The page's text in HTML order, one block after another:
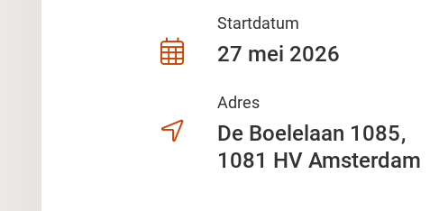
Startdatum
27 mei 2026
Adres
De Boelelaan 1085
1081 HV Amsterdam